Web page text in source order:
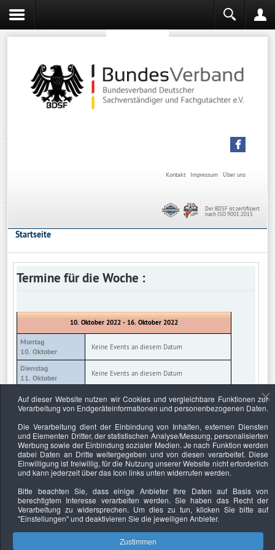
Über uns
Impressum
Kontakt
Der BDSF ist zertifiziert
nach ISO 9001:2015
Startseite
Termine für die Woche :
10. Oktober 2022 - 16. Oktober 2022
Montag
10. Oktober
Keine Events an diesem Datum
Dienstag
11. Oktober
Keine Events an diesem Datum
Mittwoch
12. Oktober
Keine Events an diesem Datum
13. Oktober
Keine Events an diesem Datum
Freitag
14. Oktober
Keine Events an diesem Datum
Samstag
Sonntag
16. Oktober
Keine Events an diesem Datum
Auf dieser Website nutzen wir Cookies und vergleichbare Funktionen zur
Verarbeitung von Endgeräteinformationen und personenbezogenen Daten.
Die Verarbeitung dient der Einbindung von Inhalten, externen Diensten
und Elementen Dritter, der statistischen Analyse/Messung, personalisierten
Werbung sowie der Einbindung sozialer Medien. Je nach Funktion werden
dabei Daten an Dritte weitergegeben und von diesen verarbeitet. Diese
Einwilligung ist freiwillig, für die Nutzung unserer Website nicht erforderlich
und kann jederzeit über das Icon links unten widerrufen werden.
Bitte beachten Sie, dass einige Anbieter Ihre Daten auf Basis von
berechtigtem Interesse verarbeiten werden. Sie haben das Recht der
Verarbeitung zu widersprechen. Um dies zu tun, klicken Sie bitte auf
"Einstellungen"und deaktivieren Sie die jeweiligen Anbieter.
Zustimmen